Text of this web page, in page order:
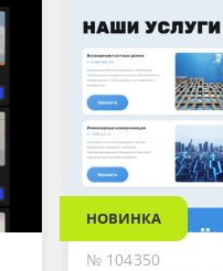
НОВИНКА
№ 104350